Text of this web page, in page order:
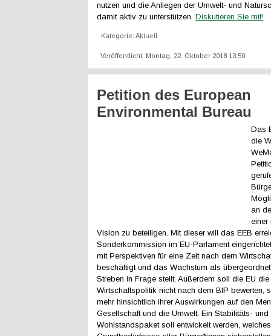
nutzen und die Anliegen der Umwelt- und
damit aktiv zu unterstützen. Diskutieren Sie mit!
Kategorie: Aktuell
Veröffentlicht: Montag, 22. Oktober 2018 13:50
Petition des European
Environmental Bureau
Das
die
an
einer
Vision zu beteiligen. Mit dieser will das EEB
Sonderkommission im EU-Parlament
mit Perspektiven für eine Zeit nach dem
beschäftigt und das Wachstum als
Streben in Frage stellt. Außerdem soll die EU die
Wirtschaftspolitik nicht nach dem BIP bewerten,
mehr hinsichtlich ihrer Auswirkungen auf den
Gesellschaft und die Umwelt. Ein Stabilitäts- und
Wohlstandspaket soll entwickelt werden,